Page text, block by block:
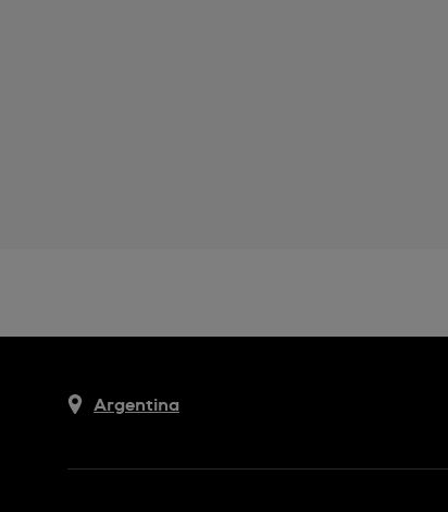
Argentina